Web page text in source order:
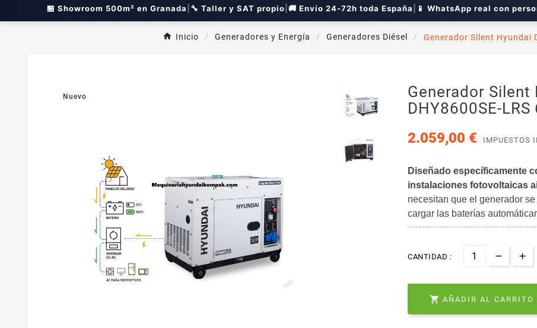
🏪 Showroom 500m² en Granada 🔧 Taller y SAT propio 🚚 Envío 24-72h toda España 📱 WhatsApp real con
Inicio Generadores y Energía Generadores Diésel Generador Silent Hyundai
Nuevo
Generador Silent
DHY8600SE-LRS
2.059,00 € IMPUESTOS
Diseñado específicamente
instalaciones fotovoltaicas
necesitan que el generador
cargar las baterías
CANTIDAD :
 AÑADIR AL CARRITO